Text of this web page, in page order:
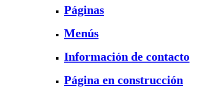
Páginas
Menús
Información de contacto
Página en construcción